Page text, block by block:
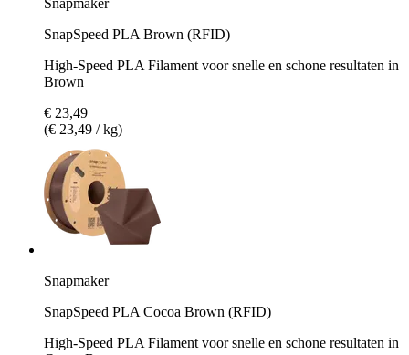
SnapSpeed PLA Brown (RFID)
High-Speed PLA Filament voor snelle en schone resultaten in
Brown
€ 23,49
(€ 23,49 / kg)
Snapmaker
SnapSpeed PLA Cocoa Brown (RFID)
High-Speed PLA Filament voor snelle en schone resultaten in